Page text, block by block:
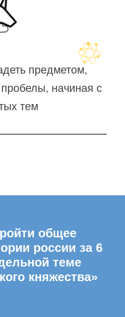
предметом,
начиная с
тем
общее
россии за 6
теме
княжества»